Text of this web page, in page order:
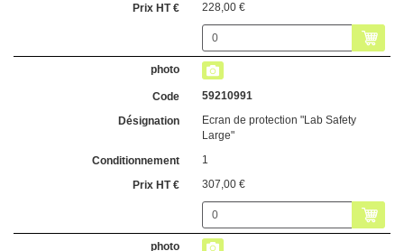
228,00 €
59210991
Ecran de protection "Lab Safety
Large"
1
307,00 €